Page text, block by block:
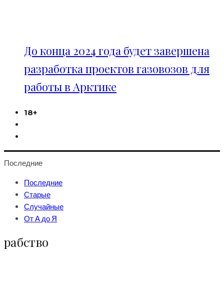
До конца 2024 года будет завершена
разработка проектов газовозов для
работы в Арктике
18+
Последние
Последние
Старые
Случайные
От А до Я
рабство